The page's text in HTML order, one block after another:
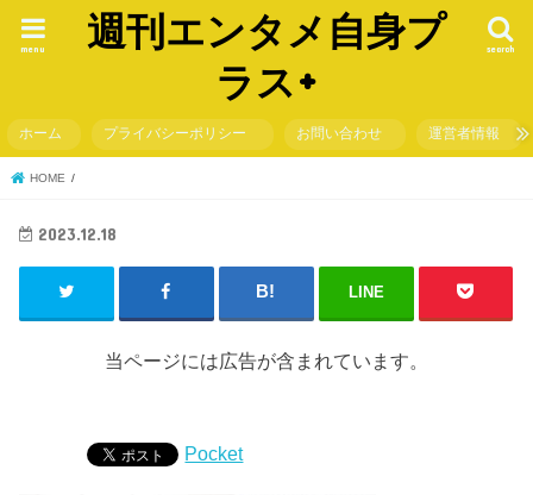
週刊エンタメ自身プ
ラス+
search
menu
ホーム プライバシーポリシー お問い合わせ 運営者情報
HOME
2023.12.18
LINE
当ページには広告が含まれています。
Pocket